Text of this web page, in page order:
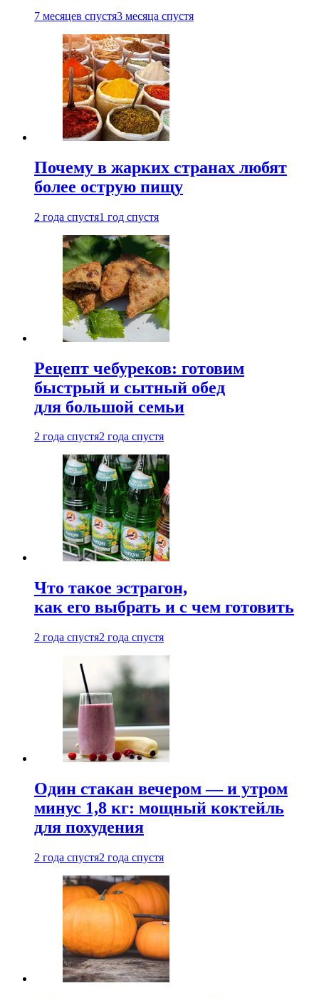
7 месяцев спустя3 месяца спустя
Почему в жарких странах любят
более острую пищу
2 года спустя1 год спустя
Рецепт чебуреков: готовим
быстрый и сытный обед
для большой семьи
2 года спустя2 года спустя
Что такое эстрагон,
как его выбрать и с чем готовить
2 года спустя2 года спустя
Один стакан вечером — и утром
минус 1,8 кг: мощный коктейль
для похудения
2 года спустя2 года спустя